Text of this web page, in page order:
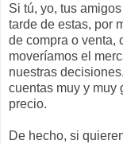
Si tú, yo, tus
tarde de estas, por
de compra o venta,
moveríamos el
nuestras
cuentas muy y muy
precio.
De hecho, si